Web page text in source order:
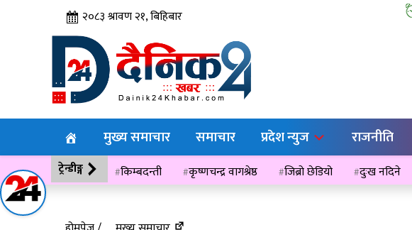
२०८३ श्रावण २१, बिहिबार
मुख्य समाचार समाचार प्रदेश न्युज राजनीति
ट्रेन्डीङ्ग किम्बदन्ती कृष्णचन्द्र वागश्रेष्ठ जिब्रो छेडियो दुःख नदिने